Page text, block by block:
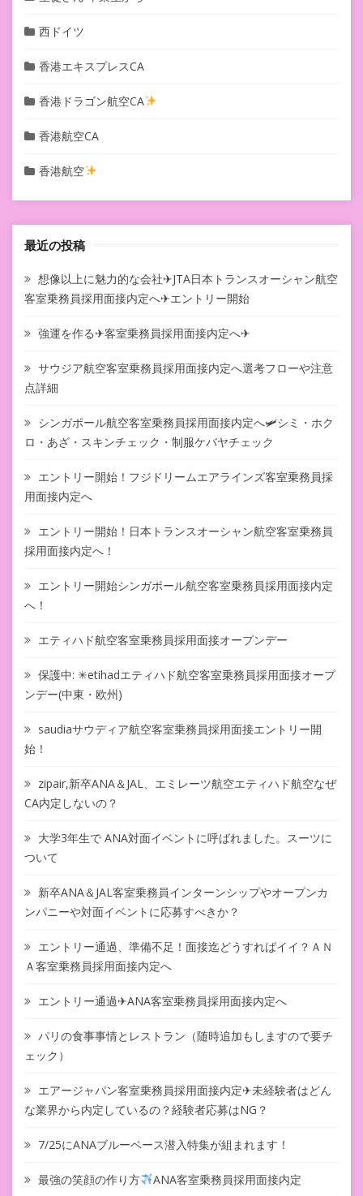
西ドイツ
香港エキスプレスCA
香港ドラゴン航空CA
香港航空CA
香港航空
最近の投稿
想像以上に魅力的な会社✈JTA日本トランスオーシャン航空
客室乗務員採用面接内定へ✈エントリー開始
強運を作る✈客室乗務員採用面接内定へ✈
サウジア航空客室乗務員採用面接内定へ選考フローや注意
点詳細
シンガポール航空客室乗務員採用面接内定へ🛩シミ・ホク
ロ・あざ・スキンチェック・制服ケバヤチェック
エントリー開始！フジドリームエアラインズ客室乗務員採
用面接内定へ
エントリー開始！日本トランスオーシャン航空客室乗務員
採用面接内定へ！
エントリー開始シンガポール航空客室乗務員採用面接内定
へ！
エティハド航空客室乗務員採用面接オープンデー
保護中: ✳︎etihadエティハド航空客室乗務員採用面接オープ
ンデー(中東・欧州)
saudiaサウディア航空客室乗務員採用面接エントリー開
始！
zipair,新卒ANA＆JAL、エミレーツ航空エティハド航空なぜ
CA内定しないの？
大学3年生で ANA対面イベントに呼ばれました。スーツに
ついて
新卒ANA＆JAL客室乗務員インターンシップやオープンカ
ンパニーや対面イベントに応募すべきか？
エントリー通過、準備不足！面接迄どうすればイイ？ＡＮ
Ａ客室乗務員採用面接内定へ
エントリー通過✈ANA客室乗務員採用面接内定へ
パリの食事事情とレストラン（随時追加もしますので要チ
ェック）
エアージャパン客室乗務員採用面接内定✈未経験者はどん
な業界から内定しているの？経験者応募はNG？
7/25にANAブルーベース潜入特集が組まれます！
最強の笑顔の作り方 ANA客室乗務員採用面接内定